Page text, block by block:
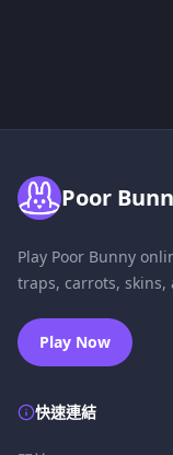
Poor
Play Poor Bunny
traps, carrots,
Play Now
快速連結